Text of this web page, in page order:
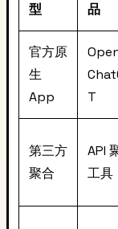
型 品
官方原
生
App
T
第三方
聚合
API
工具